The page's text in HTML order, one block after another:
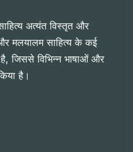
अत्यंत विस्तृत और
मलयालम साहित्य के कई
है, जिससे विभिन्न भाषाओं और
है।